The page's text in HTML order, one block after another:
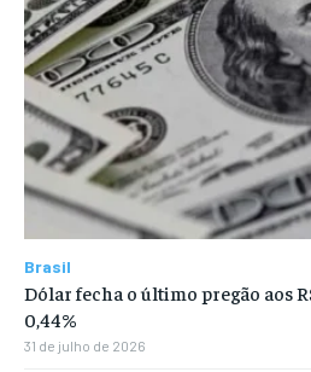
Brasil
Dólar fecha o último pregão aos
0,44%
31 de julho de 2026